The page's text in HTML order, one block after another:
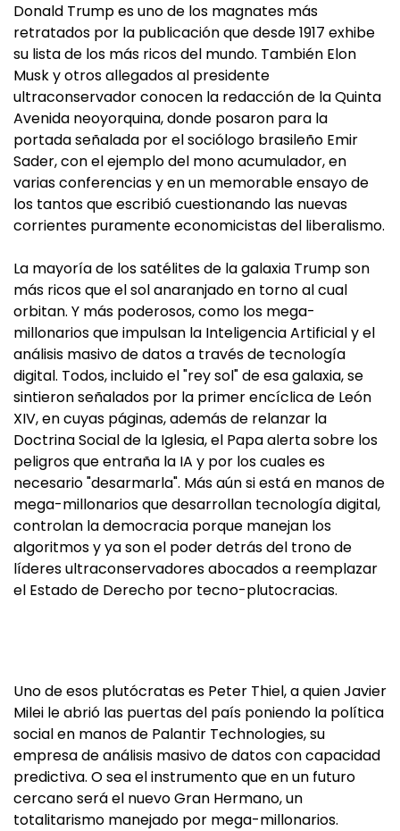
Donald Trump es uno de los magnates más
retratados por la publicación que desde 1917 exhibe
su lista de los más ricos del mundo. También Elon
Musk y otros allegados al presidente
ultraconservador conocen la redacción de la Quinta
Avenida neoyorquina, donde posaron para la
portada señalada por el sociólogo brasileño Emir
Sader, con el ejemplo del mono acumulador, en
varias conferencias y en un memorable ensayo de
los tantos que escribió cuestionando las nuevas
corrientes puramente economicistas del liberalismo.
La mayoría de los satélites de la galaxia Trump son
más ricos que el sol anaranjado en torno al cual
orbitan. Y más poderosos, como los mega-
millonarios que impulsan la Inteligencia Artificial y el
análisis masivo de datos a través de tecnología
digital. Todos, incluido el "rey sol" de esa galaxia, se
sintieron señalados por la primer encíclica de León
XIV, en cuyas páginas, además de relanzar la
Doctrina Social de la Iglesia, el Papa alerta sobre los
peligros que entraña la IA y por los cuales es
necesario "desarmarla". Más aún si está en manos de
mega-millonarios que desarrollan tecnología digital,
controlan la democracia porque manejan los
algoritmos y ya son el poder detrás del trono de
líderes ultraconservadores abocados a reemplazar
el Estado de Derecho por tecno-plutocracias.
Uno de esos plutócratas es Peter Thiel, a quien Javier
Milei le abrió las puertas del país poniendo la política
social en manos de Palantir Technologies, su
empresa de análisis masivo de datos con capacidad
predictiva. O sea el instrumento que en un futuro
cercano será el nuevo Gran Hermano, un
totalitarismo manejado por mega-millonarios.